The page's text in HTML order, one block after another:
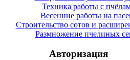
Техника работы с
Весенние работы на
Строительство сотов и
Размножение пчелиных
Авторизация